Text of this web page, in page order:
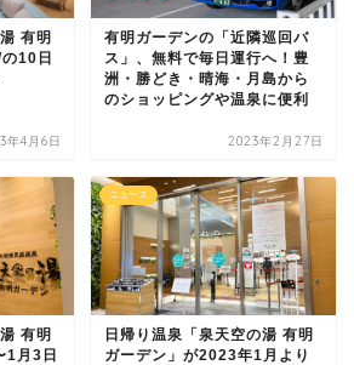
有明
10日
年4月6日
有明ガーデンの「近隣巡回バ
ス」、無料で毎日運行へ！豊
洲・勝どき・晴海・月島から
のショッピングや温泉に便利
2023年2月27日
有明
1月3日
ニュース
日帰り温泉「泉天空の湯 有明
ガーデン」が2023年1月より